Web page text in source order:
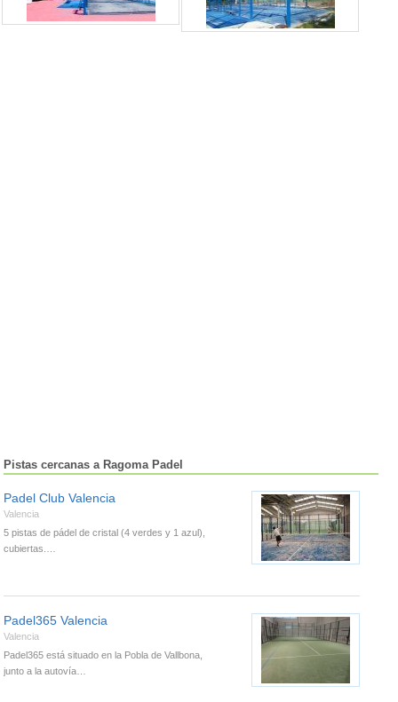
Pistas cercanas a Ragoma Padel
Padel Club Valencia
Valencia
5 pistas de pádel de cristal (4 verdes y 1 azul),
cubiertas.…
Padel365 Valencia
Valencia
Padel365 está situado en la Pobla de Vallbona,
junto a la autovía…